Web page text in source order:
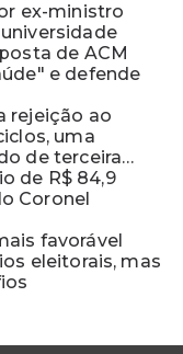
ex-ministro
de ACM
e defende
rejeição ao
uma
de terceira
de R$ 84,9
Coronel
favorável
eleitorais, mas